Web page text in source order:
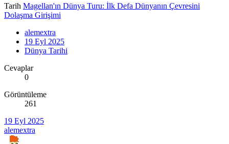
Tarih Magellan'ın Dünya Turu: İlk Defa Dünyanın Çevresini
Dolaşma Girişimi
alemextra
19 Eyl 2025
Dünya Tarihi
Cevaplar
0
Görüntüleme
261
19 Eyl 2025
alemextra